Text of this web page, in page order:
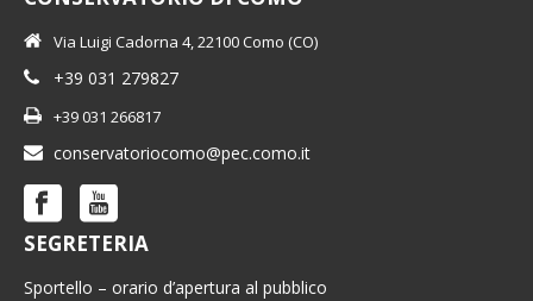
Via Luigi Cadorna 4, 22100 Como (CO)
+39 031 279827
+39 031 266817
conservatoriocomo@pec.como.it
SEGRETERIA
Sportello – orario d’apertura al pubblico